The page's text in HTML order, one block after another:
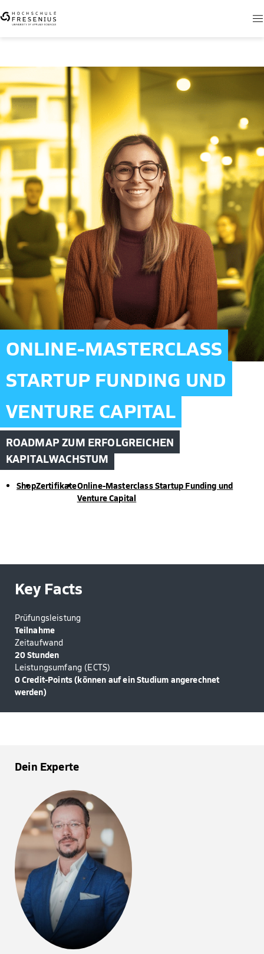
ONLINE-MASTERCLASS
STARTUP FUNDING UND
VENTURE CAPITAL
ROADMAP ZUM ERFOLGREICHEN
KAPITALWACHSTUM
ShopZertifikateOnline-Masterclass Startup Funding und
Venture Capital
Key Facts
Prüfungsleistung
Teilnahme
Zeitaufwand
20 Stunden
Leistungsumfang (ECTS)
0 Credit-Points (können auf ein Studium angerechnet
werden)
Dein Experte